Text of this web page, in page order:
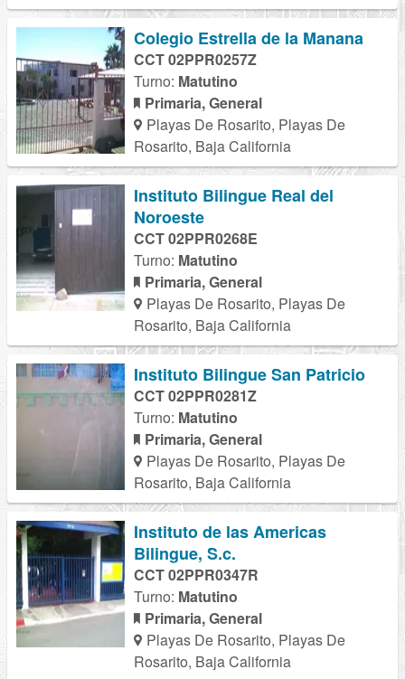
Colegio Estrella de la Manana
CCT 02PPR0257Z
Turno: Matutino
Primaria, General
Playas De Rosarito, Playas De
Rosarito, Baja California
Instituto Bilingue Real del
Noroeste
CCT 02PPR0268E
Turno: Matutino
Primaria, General
Playas De Rosarito, Playas De
Rosarito, Baja California
Instituto Bilingue San Patricio
CCT 02PPR0281Z
Turno: Matutino
Primaria, General
Playas De Rosarito, Playas De
Rosarito, Baja California
Instituto de las Americas
Bilingue, S.c.
CCT 02PPR0347R
Turno: Matutino
Primaria, General
Playas De Rosarito, Playas De
Rosarito, Baja California